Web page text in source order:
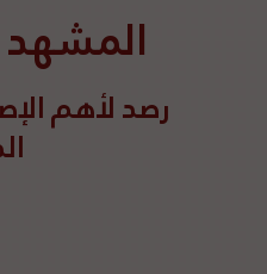
المشهد
رصدلأهم